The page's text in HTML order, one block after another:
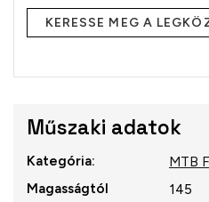
KERESSE MEG A
Műszaki adatok
Kategória:
MTB
Magasságtól
145